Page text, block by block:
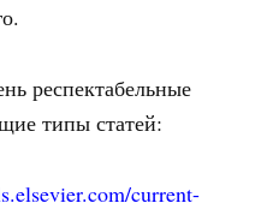
респектабельные
типы статей:
current-